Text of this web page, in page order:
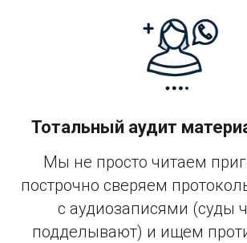
Тотальный аудит
Мы не просто читаем
построчно сверяем
с аудиозаписями (суды
подделывают) и ищем